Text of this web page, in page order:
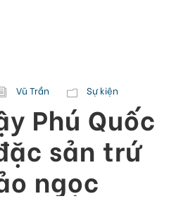
Vũ Trần Sự kiện
Phú Quốc
sản trứ
ngọc